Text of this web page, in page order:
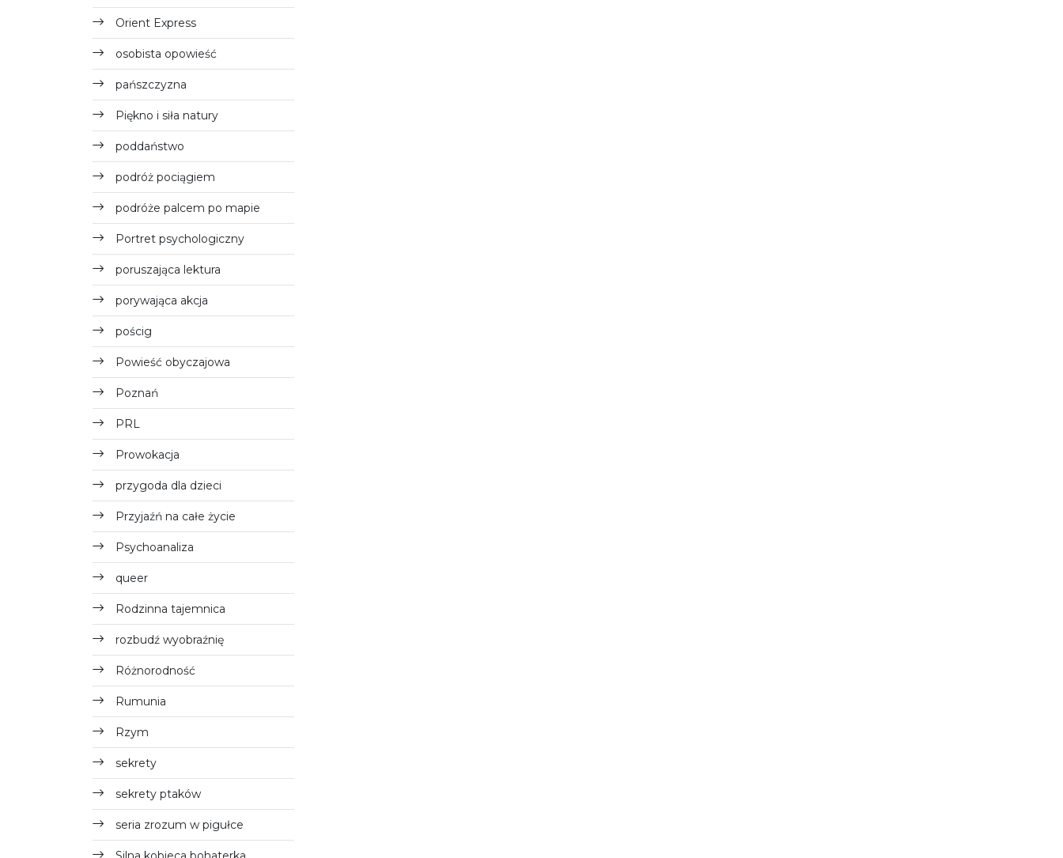
Orient Express
osobista opowieść
pańszczyzna
Piękno i siła natury
poddaństwo
podróż pociągiem
podróże palcem po mapie
Portret psychologiczny
poruszająca lektura
porywająca akcja
pościg
Powieść obyczajowa
Poznań
PRL
Prowokacja
przygoda dla dzieci
Przyjaźń na całe życie
Psychoanaliza
queer
Rodzinna tajemnica
rozbudź wyobraźnię
Różnorodność
Rumunia
Rzym
sekrety
sekrety ptaków
seria zrozum w pigułce